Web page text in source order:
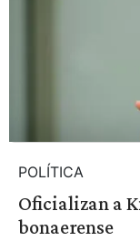
POLÍTICA
Oficializan a
bonaerense